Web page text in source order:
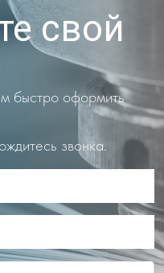
свой
быстро оформить
звонка.